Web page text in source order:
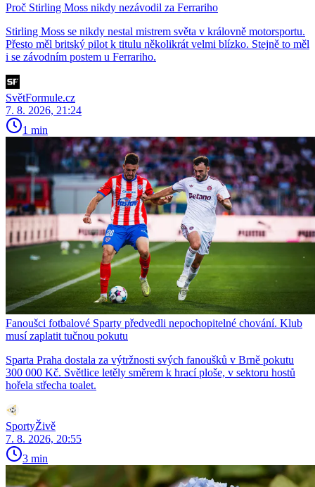
Proč Stirling Moss nikdy nezávodil za Ferrariho
Stirling Moss se nikdy nestal mistrem světa v královně motorsportu.
Přesto měl britský pilot k titulu několikrát velmi blízko. Stejně to měl
i se závodním postem u Ferrariho.
SvětFormule.cz
7. 8. 2026, 21:24
1 min
Fanoušci fotbalové Sparty předvedli nepochopitelné chování. Klub
musí zaplatit tučnou pokutu
Sparta Praha dostala za výtržnosti svých fanoušků v Brně pokutu
300 000 Kč. Světlice letěly směrem k hrací ploše, v sektoru hostů
hořela střecha toalet.
SportyŽivě
7. 8. 2026, 20:55
3 min